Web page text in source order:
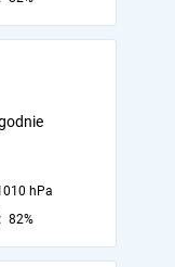
hPa
82%